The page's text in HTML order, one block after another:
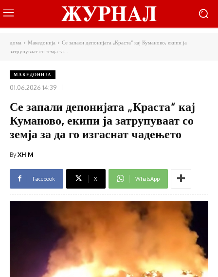
дома Македонија
Се запали депонијата „Краста“ кај Куманово, екипи ја
затрупуваат со земја за...
МАКЕДОНИЈА
01.06.2026 14:39
Се запали депонијата „Краста“ кај
Куманово, екипи ја затрупуваат со
земја за да го изгаснат чадењето
ByXH M
Facebook X WhatsApp